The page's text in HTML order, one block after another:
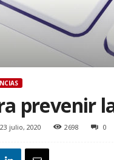
prevenir
23 julio, 2020 2698 0